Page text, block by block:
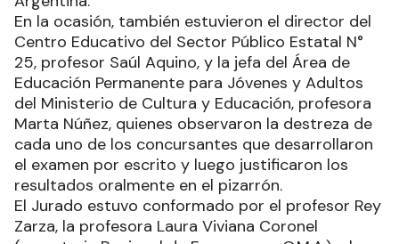
En la ocasión, también estuvieron el director del
Centro Educativo del Sector Público Estatal N°
25, profesor Saúl Aquino, y la jefa del Área de
Educación Permanente para Jóvenes y Adultos
del Ministerio de Cultura y Educación, profesora
Marta Núñez, quienes observaron la destreza de
cada uno de los concursantes que desarrollaron
el examen por escrito y luego justificaron los
resultados oralmente en el pizarrón.
El Jurado estuvo conformado por el profesor Rey
Zarza, la profesora Laura Viviana Coronel